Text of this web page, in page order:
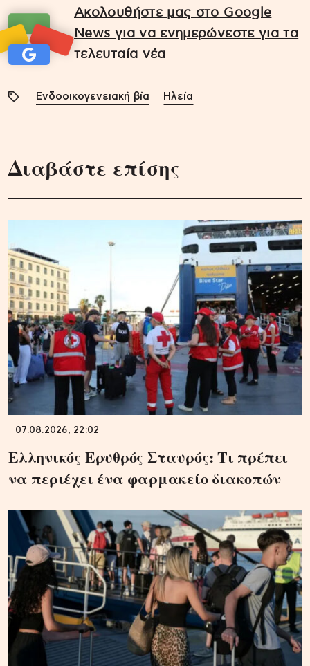
Ακολουθήστε μας στο Google
News για να ενημερώνεστε για τα
τελευταία νέα
Ενδοοικογενειακή βία Ηλεία
Διαβάστε επίσης
07.08.2026, 22:02
Ελληνικός Ερυθρός Σταυρός: Τι πρέπει
να περιέχει ένα φαρμακείο διακοπών